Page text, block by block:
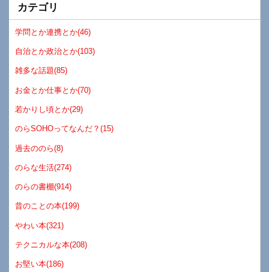
カテゴリ
学問とか連携とか(46)
自治とか政治とか(103)
雑多な話題(85)
お金とか仕事とか(70)
若かりし頃とか(29)
のらSOHOってなんだ？(15)
過去ののら(8)
のらな生活(274)
のらの書棚(914)
昔のことの本(199)
やわい本(321)
テクニカルな本(208)
お堅い本(186)